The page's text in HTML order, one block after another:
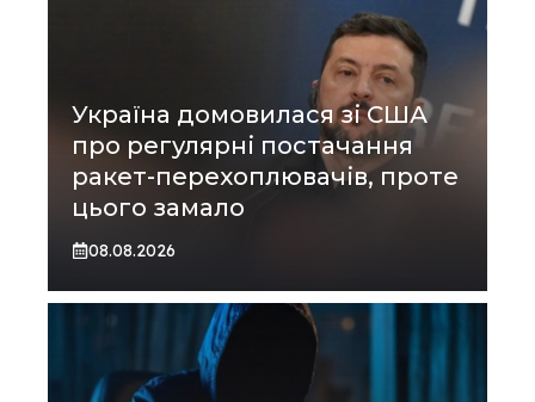
Україна домовилася зі США
про регулярні постачання
ракет-перехоплювачів, проте
цього замало
08.08.2026